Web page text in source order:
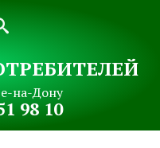
на-Дону
98 10